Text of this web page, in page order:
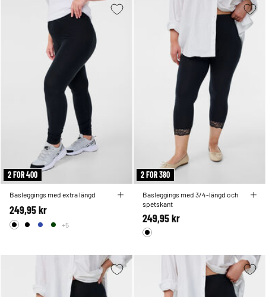
2 FOR 400
Basleggings med extra längd
249,95 kr
+5
2 FOR 380
Basleggings med 3/4-längd och
spetskant
249,95 kr